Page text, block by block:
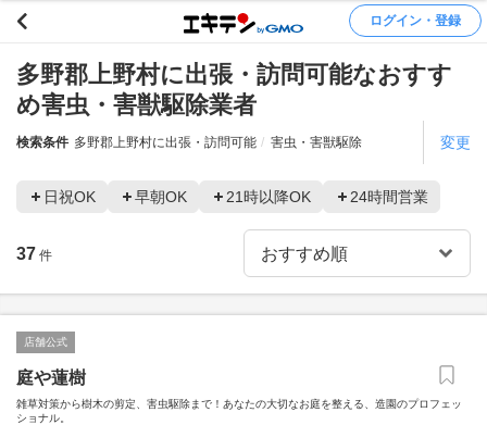
ログイン・登録
多野郡上野村に出張・訪問可能なおすす
め害虫・害獣駆除業者
検索条件 多野郡上野村に出張・訪問可能 害虫・害獣駆除 変更
日祝OK 早朝OK 21時以降OK 24時間営業
37 件
店舗公式
庭や蓮樹
雑草対策から樹木の剪定、害虫駆除まで！あなたの大切なお庭を整える、造園のプロフェッ
ショナル。